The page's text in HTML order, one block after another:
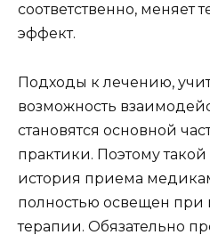
соответственно, меняет
эффект.
Подходы к лечению,
возможность
становятся основной
практики. Поэтому
история приема
полностью освещен при
терапии. Обязательно